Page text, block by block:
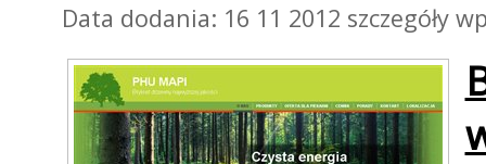
Data dodania: 16 11 2012 szczegóły